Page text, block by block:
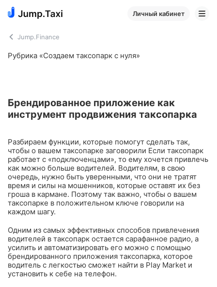
Личный кабинет
Jump.Finance
Рубрика «Создаем таксопарк с нуля»
Брендированное приложение как
инструмент продвижения таксопарка
Разбираем функции, которые помогут сделать так,
чтобы о вашем таксопарке заговорили Если таксопарк
работает с «подключенцами», то ему хочется привлечь
как можно больше водителей. Водителям, в свою
очередь, нужно быть уверенными, что они не тратят
время и силы на мошенников, которые оставят их без
гроша в кармане. Поэтому так важно, чтобы о вашем
таксопарке в положительном ключе говорили на
каждом шагу.
Одним из самых эффективных способов привлечения
водителей в таксопарк остается сарафанное радио, а
усилить и автоматизировать его можно с помощью
брендированного приложения таксопарка, которое
водитель с легкостью сможет найти в Play Market и
установить к себе на телефон.